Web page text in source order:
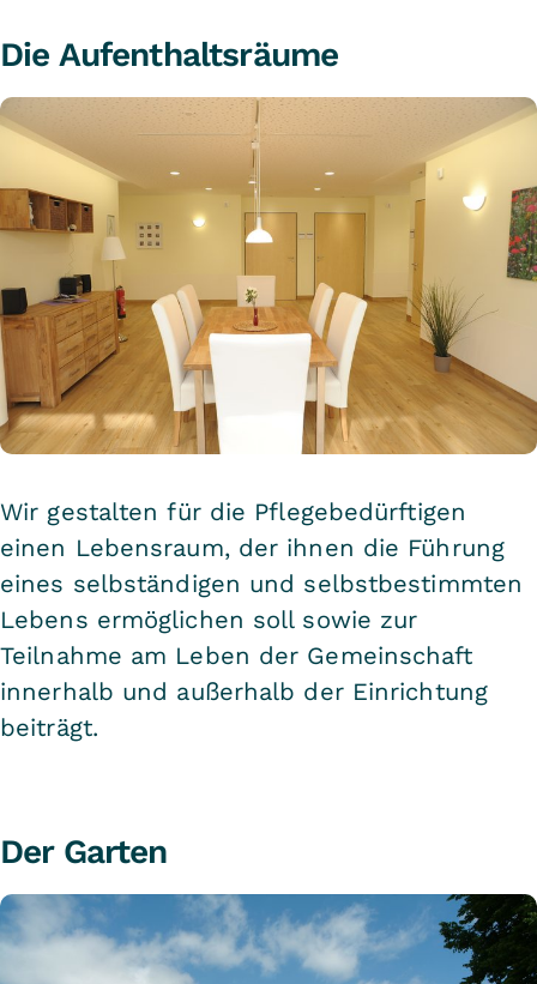
Die Aufenthaltsräume
Wir gestalten für die Pflegebedürftigen
einen Lebensraum, der ihnen die Führung
eines selbständigen und selbstbestimmten
Lebens ermöglichen soll sowie zur
Teilnahme am Leben der Gemeinschaft
innerhalb und außerhalb der Einrichtung
beiträgt.
Der Garten